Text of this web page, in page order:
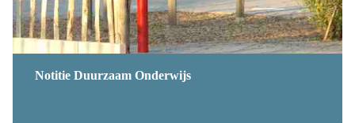
Notitie Duurzaam Onderwijs